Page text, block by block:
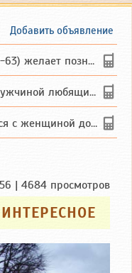
Добавить объявление
добродушным, без вредных ...
и петь на родном чувашском языке
или русской национальности дл...
| 4684 просмотров
ИНТЕРЕСНОЕ